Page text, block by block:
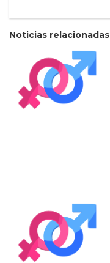
Noticias relacionadas